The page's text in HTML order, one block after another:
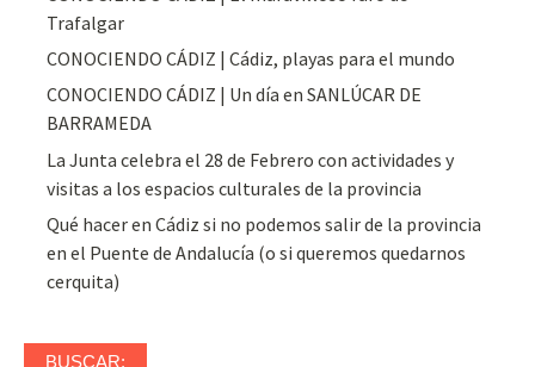
Trafalgar
CONOCIENDO CÁDIZ | Cádiz, playas para el mundo
CONOCIENDO CÁDIZ | Un día en SANLÚCAR DE
BARRAMEDA
La Junta celebra el 28 de Febrero con actividades y
visitas a los espacios culturales de la provincia
Qué hacer en Cádiz si no podemos salir de la provincia
en el Puente de Andalucía (o si queremos quedarnos
cerquita)
BUSCAR: